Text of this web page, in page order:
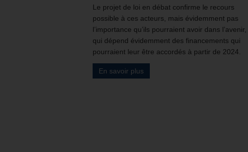
Le projet de loi en débat confirme le recours
possible à ces acteurs, mais évidemment pas
l’importance qu’ils pourraient avoir dans l’avenir,
qui dépend évidemment des financements qui
pourraient leur être accordés à partir de 2024.
En savoir plus